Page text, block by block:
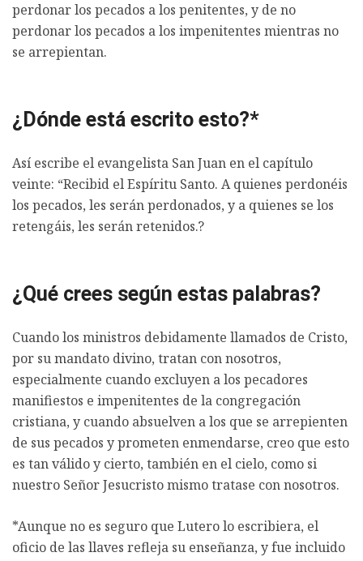
perdonar los pecados a los penitentes, y de no
perdonar los pecados a los impenitentes mientras no
se arrepientan.
¿Dónde está escrito esto?*
Así escribe el evangelista San Juan en el capítulo
veinte: “Recibid el Espíritu Santo. A quienes perdonéis
los pecados, les serán perdonados, y a quienes se los
retengáis, les serán retenidos.?
¿Qué crees según estas palabras?
Cuando los ministros debidamente llamados de Cristo,
por su mandato divino, tratan con nosotros,
especialmente cuando excluyen a los pecadores
manifiestos e impenitentes de la congregación
cristiana, y cuando absuelven a los que se arrepienten
de sus pecados y prometen enmendarse, creo que esto
es tan válido y cierto, también en el cielo, como si
nuestro Señor Jesucristo mismo tratase con nosotros.
*Aunque no es seguro que Lutero lo escribiera, el
oficio de las llaves refleja su enseñanza, y fue incluido